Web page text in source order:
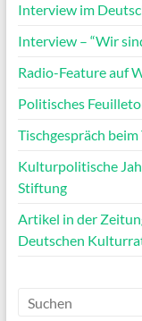
Interview im
Interview – “Wir
Radio-Feature auf
Politisches
Tischgespräch
Kulturpolitische
Stiftung
Artikel in der
Deutschen